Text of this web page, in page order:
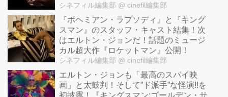
シネフィル編集部 @ cinefil編集部
『ボヘミアン・ラプソディ』と『キング
スマン』のスタッフ・キャスト結集！次
はエルトン・ジョンだ！話題のミュージ
カル超大作『ロケットマン』公開！
シネフィル編集部 @ cinefil編集部
エルトン・ジョンも「最高のスパイ映
画」と太鼓判！そして”ド派手”な怪演!!を
初披露！『キングスマン:ゴールデン・サ